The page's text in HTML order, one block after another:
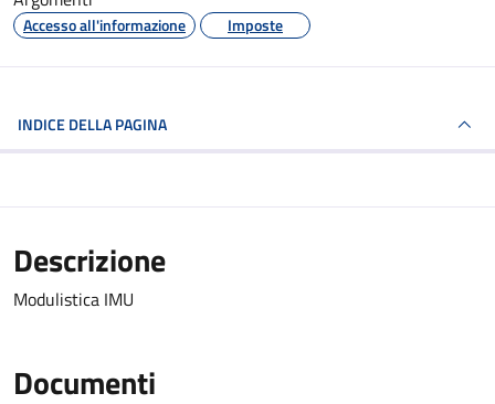
Accesso all'informazione Imposte
INDICE DELLA PAGINA
Descrizione
Modulistica IMU
Documenti